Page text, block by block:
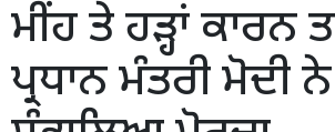
ਮੀਂਹ ਤੇ ਹੜ੍ਹਾਂ ਕਾਰਨ
ਪ੍ਰਧਾਨ ਮੰਤਰੀ ਮੋਦੀ ਨੇ